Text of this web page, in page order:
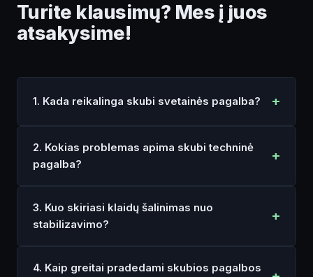
Turite klausimų? Mes į juos
atsakysime!
1. Kada reikalinga skubi svetainės pagalba?
2. Kokias problemas apima skubi techninė
pagalba?
3. Kuo skiriasi klaidų šalinimas nuo
stabilizavimo?
4. Kaip greitai pradedami skubios pagalbos